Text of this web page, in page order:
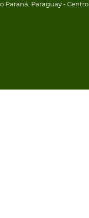
Paraná, Paraguay - Centro